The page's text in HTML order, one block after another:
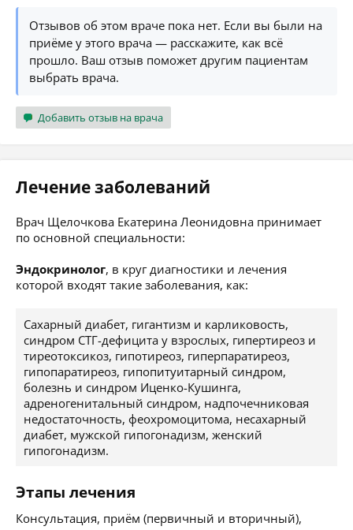
Отзывов об этом враче пока нет. Если вы были на
приёме у этого врача — расскажите, как всё
прошло. Ваш отзыв поможет другим пациентам
выбрать врача.
Добавить отзыв на врача
Лечение заболеваний
Врач Щелочкова Екатерина Леонидовна принимает
по основной специальности:
Эндокринолог, в круг диагностики и лечения
которой входят такие заболевания, как:
Сахарный диабет, гигантизм и карликовость,
синдром СТГ-дефицита у взрослых, гипертиреоз и
тиреотоксикоз, гипотиреоз, гиперпаратиреоз,
гипопаратиреоз, гипопитуитарный синдром,
болезнь и синдром Иценко-Кушинга,
адреногенитальный синдром, надпочечниковая
недостаточность, феохромоцитома, несахарный
диабет, мужской гипогонадизм, женский
гипогонадизм.
Этапы лечения
Консультация, приём (первичный и вторичный),